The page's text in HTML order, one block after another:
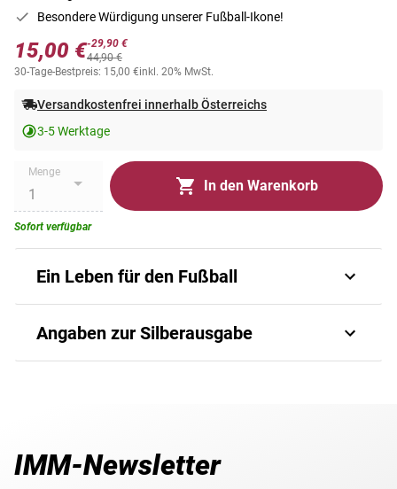
Besondere Würdigung unserer Fußball-Ikone!
15,00 €-29,90 €
44,90 €
30-Tage-Bestpreis: 15,00 €inkl. 20% MwSt.
Versandkostenfrei innerhalb Österreichs
3-5 Werktage
Menge
In den Warenkorb
Sofort verfügbar
Ein Leben für den Fußball
Nationalteams, der Gentleman des Spiels. Herbert
Prohaska hat Generationen bewegt - mit Leidenschaft,
Zu seinem 70. Geburtstag erscheint nun eine besondere
Angaben zur Silberausgabe
IMM-Newsletter